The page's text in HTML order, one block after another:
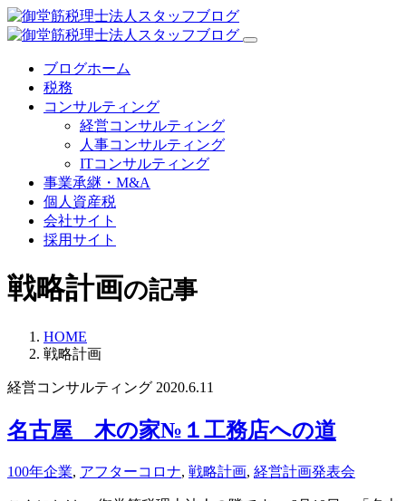
ブログホーム
税務
コンサルティング
経営コンサルティング
人事コンサルティング
ITコンサルティング
事業承継・M&A
個人資産税
会社サイト
採用サイト
戦略計画の記事
HOME
戦略計画
経営コンサルティング 2020.6.11
名古屋 木の家№１工務店への道
100年企業, アフターコロナ, 戦略計画, 経営計画発表会